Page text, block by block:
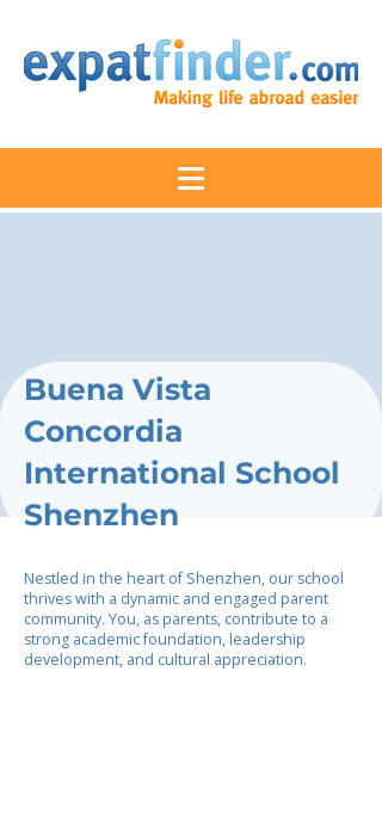
Buena Vista
Concordia
International School
Shenzhen
Nestled in the heart of Shenzhen, our school
thrives with a dynamic and engaged parent
community. You, as parents, contribute to a
strong academic foundation, leadership
development, and cultural appreciation.